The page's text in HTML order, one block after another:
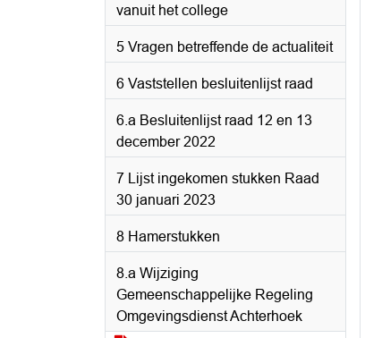
vanuit het college
5 Vragen betreffende de actualiteit
6 Vaststellen besluitenlijst raad
6.a Besluitenlijst raad 12 en 13
december 2022
7 Lijst ingekomen stukken Raad
30 januari 2023
8 Hamerstukken
8.a Wijziging
Gemeenschappelijke Regeling
Omgevingsdienst Achterhoek